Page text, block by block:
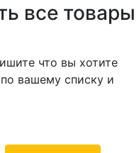
все товары
что вы хотите
вашему списку и